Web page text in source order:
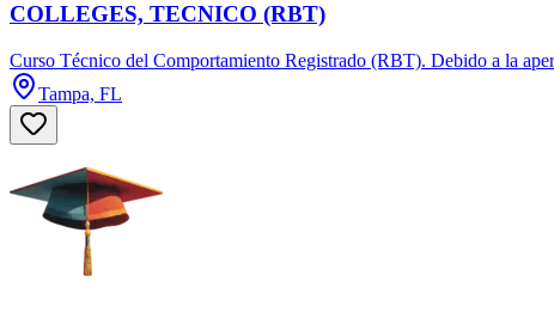
COLLEGES, TECNICO (RBT)
Curso Técnico del Comportamiento Registrado (RBT). Debido a la
Tampa, FL